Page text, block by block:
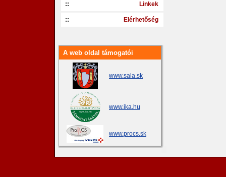
:: Linkek
:: Elérhetőség
A web oldal támogatói
www.sala.sk
www.ika.hu
www.procs.sk